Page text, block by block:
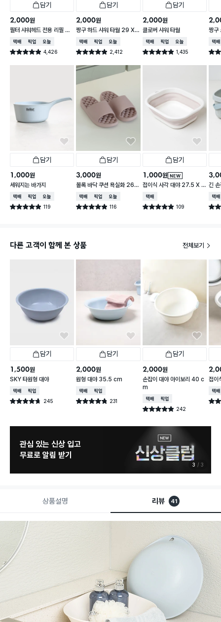
담기
2,000원
필터 샤워헤드 전용 리필 필
터 3개입
택배배송매장픽업오늘배송
별점 4.9점 4,426
건 작성
담기
2,000원
짱구 하드 샤워 타월 29 X
95 cm
택배배송매장픽업오늘배송
별점 4.9점 2,412
건 작성
담기
2,000원
클로버 샤워 타월
택배배송매장픽업오늘배송
별점 4.9점 1,435
건 작성
짱구
X
택배
별점
담기
1,000원
세워지는 바가지
택배배송매장픽업오늘배송
별점 4.9점 119
건 작성
담기
3,000원
볼록 바닥 쿠션 욕실화 260
~280 mm
택배배송매장픽업오늘배송
별점 4.9점 116
건 작성
담기
NEW
1,000원
접이식 사각 대야 27.5 X 2
3 cm
택배배송
별점 4.9점 109
건 작성
긴
택배
별점
다른 고객이 함께 본 상품 전체보기
담기
1,500원
SKY 타원형 대야
택배배송매장픽업
별점 4.7점 245
건 작성
담기
2,000원
원형 대야 35.5 cm
택배배송매장픽업
별점 4.8점 231
건 작성
담기
2,000원
손잡이 대야 아이보리 40 c
m
택배배송매장픽업
별점 4.9점 242
건 작성
접
택배
별점
관심 있는 신상 입고
무료로 알림 받기
3 3
상품설명 리뷰 41